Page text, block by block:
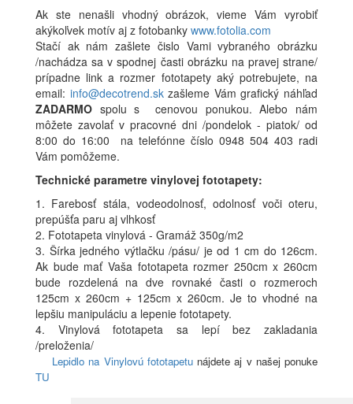
Ak ste nenašli vhodný obrázok, vieme Vám vyrobiť
akýkoľvek motív aj z fotobanky www.fotolia.com
Stačí ak nám zašlete čislo Vami vybraného obrázku
/nachádza sa v spodnej časti obrázku na pravej strane/
prípadne link a rozmer fototapety aký potrebujete, na
email: info@decotrend.skzašleme Vám grafický náhľad
ZADARMO spolu s cenovou ponukou. Alebo nám
môžete zavolať v pracovné dni /pondelok - piatok/ od
8:00 do 16:00 na telefónne číslo 0948 504 403 radi
Vám pomôžeme.
Technické parametre vinylovej fototapety:
1. Farebosť stála, vodeodolnosť, odolnosť voči oteru,
prepúšťa paru aj vlhkosť
2. Fototapeta vinylová - Gramáž 350g/m2
3. Šírka jedného výtlačku /pásu/ je od 1 cm do 126cm.
Ak bude mať Vaša fototapeta rozmer 250cm x 260cm
bude rozdelená na dve rovnaké časti o rozmeroch
125cm x 260cm + 125cm x 260cm. Je to vhodné na
lepšiu manipuláciu a lepenie fototapety.
4. Vinylová fototapeta sa lepí bez zakladania
/preloženia/
Lepidlo na Vinylovú fototapetunájdete aj v našej ponuke
TU